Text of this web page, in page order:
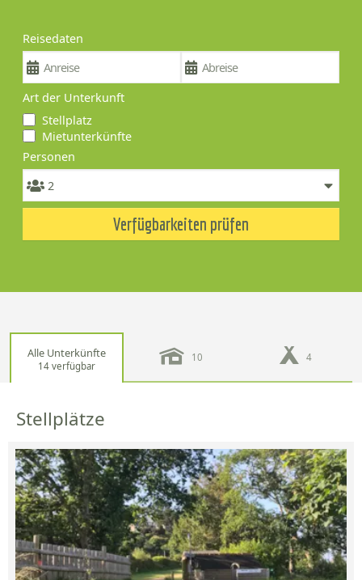
Reisedaten
Art der Unterkunft
Stellplatz
Mietunterkünfte
Personen
Verfügbarkeiten prüfen
Alle Unterkünfte
14 verfügbar
10 4
Stellplätze